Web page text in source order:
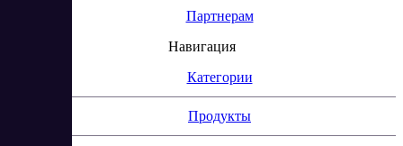
Партнерам
Навигация
Категории
Продукты